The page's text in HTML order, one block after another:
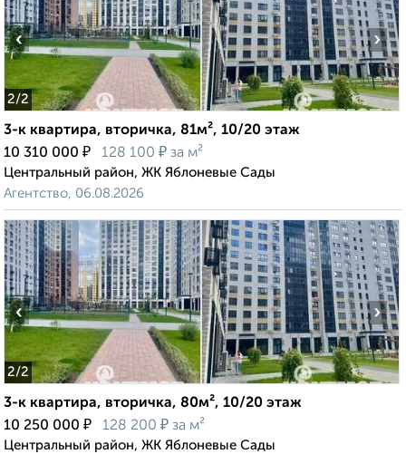
2/2
‹ ›
3-к квартира, вторичка, 81м², 10/20 этаж
10 310 000 ₽ 128 100 ₽ за м²
Центральный район, ЖК Яблоневые Сады
Агентство, 06.08.2026
2/2
‹ ›
3-к квартира, вторичка, 80м², 10/20 этаж
10 250 000 ₽ 128 200 ₽ за м²
Центральный район, ЖК Яблоневые Сады